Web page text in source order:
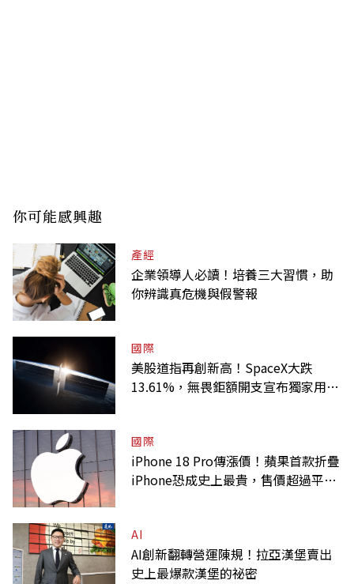
你可能感興趣
產經
企業領導人必讀！培養三大習慣，助
你辨識真危機與假警報
國際
美股道指再創新高！SpaceX大跌
13.61%，無畏鉅額開支宣布獨家用輝
國際
iPhone 18 Pro傳漲價！蘋果首款折疊
iPhone恐成史上最貴，售價超過平均
AI
AI創新翻轉營運陳規！拉亞漢堡賣出
史上最爆款漢堡的祕密